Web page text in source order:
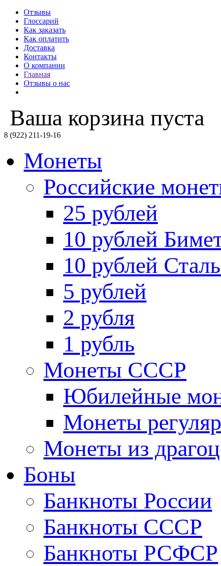
Отзывы
Глоссарий
Как заказать
Как оплатить
Доставка
Контакты
О компании
Главная
Отзывы о нас
Ваша корзина пуста
8 (922) 211-19-16
Монеты
Российские
25 рублей
10 рублей
10 рублей
5 рублей
2 рубля
1 рубль
Монеты СССР
Юбилейные
Монеты
Монеты из
Боны
Банкноты России
Банкноты СССР
Банкноты РСФСР